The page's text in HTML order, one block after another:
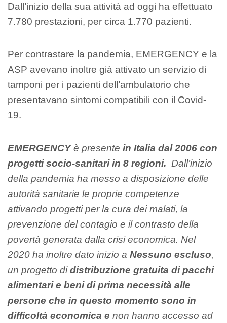
Dall’inizio della sua attività ad oggi ha effettuato
7.780 prestazioni, per circa 1.770 pazienti.
Per contrastare la pandemia, EMERGENCY e la
ASP avevano inoltre già attivato un servizio di
tamponi per i pazienti dell’ambulatorio che
presentavano sintomi compatibili con il Covid-
19.
EMERGENCYè presente in Italia dal 2006 con
progetti socio-sanitari in 8 regioni. Dall’inizio
della pandemia ha messo a disposizione delle
autorità sanitarie le proprie competenze
attivando progetti per la cura dei malati, la
prevenzione del contagio e il contrasto della
povertà generata dalla crisi economica. Nel
2020 ha inoltre dato inizio a Nessuno escluso,
un progetto didistribuzione gratuita di pacchi
alimentari e beni di prima necessità alle
persone che in questo momento sono in
difficoltà economica e non hanno accesso ad